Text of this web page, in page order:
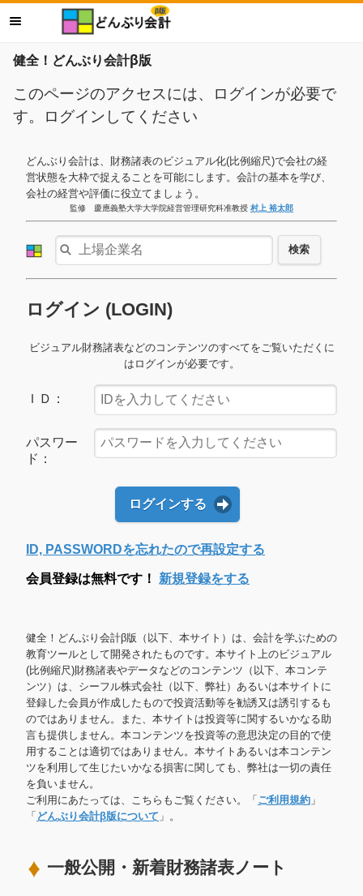
健全！どんぶり会計β版
このページのアクセスには、ログインが必要で
す。ログインしてください
どんぶり会計は、財務諸表のビジュアル化(比例縮尺)で会社の経
営状態を大枠で捉えることを可能にします。会計の基本を学び、
会社の経営や評価に役立てましょう。
監修 慶應義塾大学大学院経営管理研究科准教授 村上 裕太郎
検索
ログイン (LOGIN)
ビジュアル財務諸表などのコンテンツのすべてをご覧いただくに
はログインが必要です。
ＩＤ：
パスワー
ド：
ログインする
ID, PASSWORDを忘れたので再設定する
会員登録は無料です！ 新規登録をする
健全！どんぶり会計β版（以下、本サイト）は、会計を学ぶための
教育ツールとして開発されたものです。本サイト上のビジュアル
(比例縮尺)財務諸表やデータなどのコンテンツ（以下、本コンテ
ンツ）は、シーフル株式会社（以下、弊社）あるいは本サイトに
登録した会員が作成したもので投資活動等を勧誘又は誘引するも
のではありません。また、本サイトは投資等に関するいかなる助
言も提供しません。本コンテンツを投資等の意思決定の目的で使
用することは適切ではありません。本サイトあるいは本コンテン
ツを利用して生じたいかなる損害に関しても、弊社は一切の責任
を負いません。
ご利用にあたっては、こちらもご覧ください。「 ご利用規約 」
「 どんぶり会計β版について 」。
一般公開・新着財務諸表ノート